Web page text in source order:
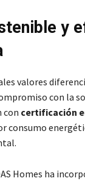
y
valores
con la
con certificación
consumo
Homes ha